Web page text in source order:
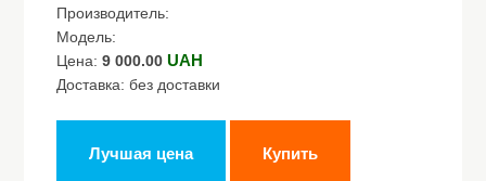
Производитель:
Модель:
Цена:9 000.00UAH
Доставка: без доставки
Лучшая цена Купить